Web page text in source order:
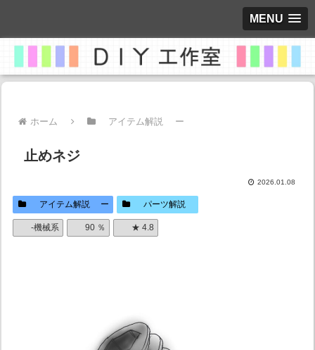
MENU
ホーム アイテム解説 ー
止めネジ
2026.01.08
アイテム解説 ー パーツ解説
-機械系 90 ％ ★ 4.8